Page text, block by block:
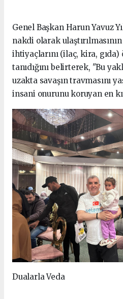
Genel Başkan Harun Yavuz
nakdi olarak
ihtiyaçlarını (ilaç, kira,
tanıdığını belirterek, "Bu
uzakta savaşın travmasını
insani onurunu koruyan en
Dualarla Veda